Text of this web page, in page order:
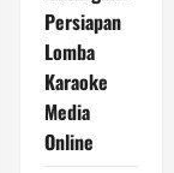
Persiapan
Lomba
Karaoke
Media
Online